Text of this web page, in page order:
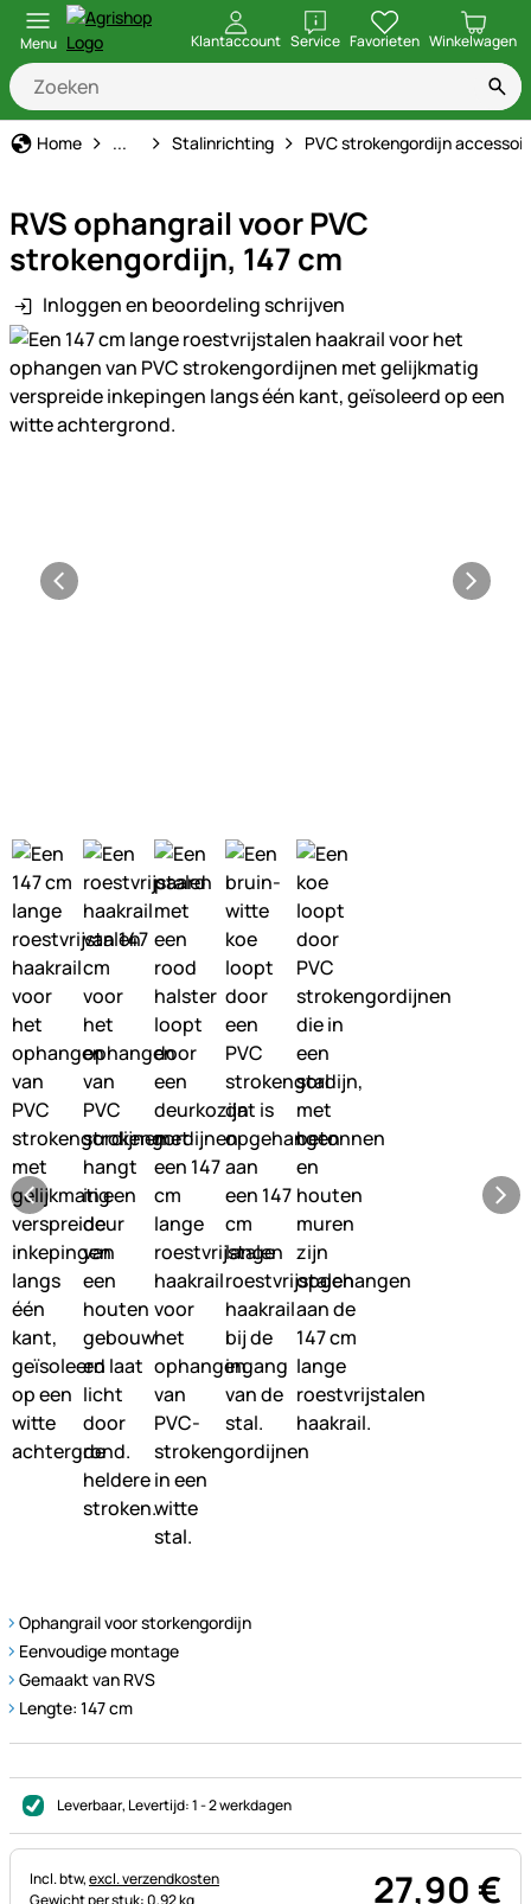
Menu Klantaccount ServiceopenenFavorieten Winkelwagen
Home Stal & Erf
... Stalinrichting PVC strokengordijn
RVS ophangrail voor PVC
strokengordijn, 147 cm
Inloggen en beoordeling schrijven
Productgalerij
Ophangrail voor storkengordijn
Eenvoudige montage
Gemaakt van RVS
Lengte: 147 cm
Leverbaar, Levertijd:1 - 2 werkdagen
Belastinginformatie:
Incl. btw,excl. verzendkosten
27,90€